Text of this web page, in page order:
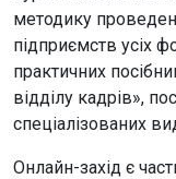
методику
підприємств усіх
практичних
відділу кадрів»,
спеціалізованих
Онлайн-захід є